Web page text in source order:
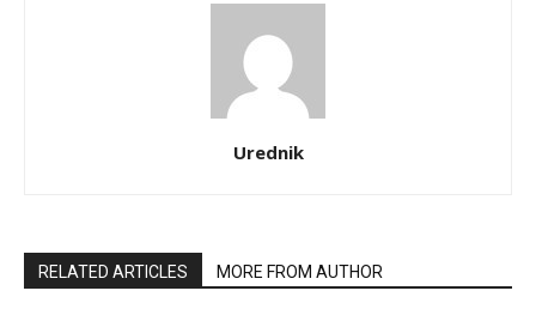
Urednik
RELATED ARTICLES MORE FROM AUTHOR